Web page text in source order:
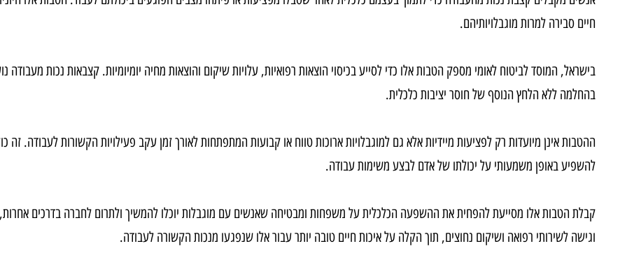
מקבלים קצבת נכות מהעבודה כדי לתמוך בעצמם כלכלית לאחר שסבלו מפציעות או פיתחו מצבים הפוגעים ביכולתם לעבוד. הטבות אלו
המוסד לביטוח לאומי מספק הטבות אלו כדי לסייע בכיסוי הוצאות רפואיות, עלויות שיקום והוצאות מחיה יומיומיות. קצבאות נכות
אינן מיועדות רק לפציעות מיידיות אלא גם למוגבלויות ארוכות טווח או קבועות המתפתחות לאורך זמן עקב פעילויות הקשורות לעבודה. זה
הטבות אלו מסייעת להפחית את ההשפעה הכלכלית על משפחות ומבטיחה שאנשים עם מוגבלות יוכלו להמשיך ולתרום לחברה בדרכים אחרות,